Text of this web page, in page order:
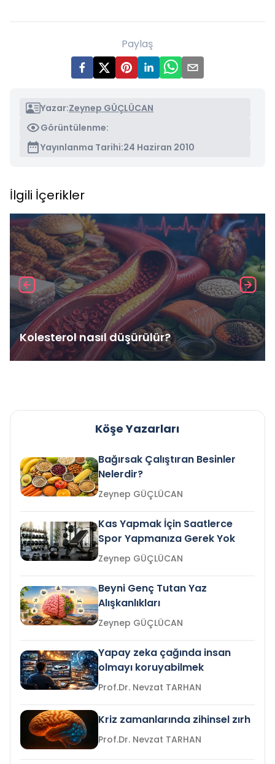
Paylaş
Yazar:Zeynep GÜÇLÜCAN
Görüntülenme:
Yayınlanma Tarihi:24 Haziran 2010
İlgili İçerikler
Kolesterol nasıl düşürülür?
Köşe Yazarları
Bağırsak Çalıştıran Besinler
Nelerdir?
Zeynep GÜÇLÜCAN
Kas Yapmak İçin Saatlerce
Spor Yapmanıza Gerek Yok
Zeynep GÜÇLÜCAN
Beyni Genç Tutan Yaz
Alışkanlıkları
Zeynep GÜÇLÜCAN
Yapay zeka çağında insan
olmayı koruyabilmek
Prof.Dr. Nevzat TARHAN
Kriz zamanlarında zihinsel zırh
Prof.Dr. Nevzat TARHAN